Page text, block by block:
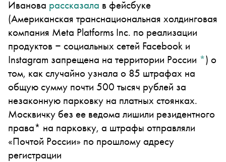
Иванова рассказала вфейсбуке
(Американская транснациональная холдинговая
компания Meta Platforms Inc. по реализации
продуктов ‒ социальных сетей Facebook и
Instagram запрещена на территории России *) о
том, как случайно узнала о 85 штрафах на
общую сумму почти 500 тысяч рублей за
незаконную парковку на платных стоянках.
Москвичку без ее ведома лишили резидентного
права* на парковку, а штрафы отправляли
«Почтой России» по прошлому адресу
регистрации